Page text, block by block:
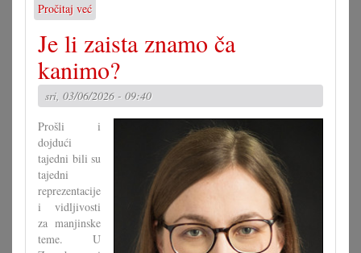
Pročitaj već
60
ljet
dvojezična
sridnja/glavna
škola
VB
Je li zaista znamo ča
kanimo?
sri, 03/06/2026 - 09:40
Prošli i
dojdući
tajedni bili su
tajedni
reprezentacije
i vidljivosti
za manjinske
teme. U